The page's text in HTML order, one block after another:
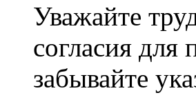
Уважайте
согласия для
забывайте